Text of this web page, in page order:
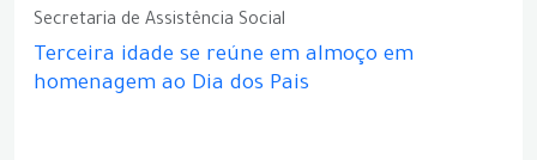
Secretaria de Assistência Social
Terceira idade se reúne em almoço em
homenagem ao Dia dos Pais